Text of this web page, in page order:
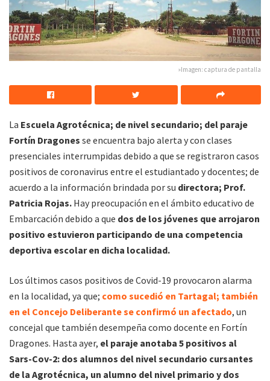
»Imagen: captura de pantalla
La Escuela Agrotécnica; de nivel secundario; del paraje
Fortín Dragones se encuentra bajo alerta y con clases
presenciales interrumpidas debido a que se registraron casos
positivos de coronavirus entre el estudiantado y docentes; de
acuerdo a la información brindada por su directora; Prof.
Patricia Rojas. Hay preocupación en el ámbito educativo de
Embarcación debido a que dos de los jóvenes que arrojaron
positivo estuvieron participando de una competencia
deportiva escolar en dicha localidad.
Los últimos casos positivos de Covid-19 provocaron alarma
en la localidad, ya que; como sucedió en Tartagal; también
en el Concejo Deliberante se confirmó un afectado, un
concejal que también desempeña como docente en Fortín
Dragones. Hasta ayer, el paraje anotaba 5 positivos al
Sars-Cov-2: dos alumnos del nivel secundario cursantes
de la Agrotécnica, un alumno del nivel primario y dos